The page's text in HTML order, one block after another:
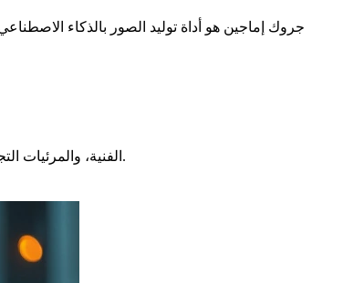
جروك إماجين هو أداة توليد الصور بالذكاء
استكشف إمكانيات مولد صور جروك إماجين بالذكاء الاصطناعي من خلال أمثلة على تصوير الأعمال، والمحتوى التسويقي، وال作品 الفنية، والمرئيات التجارية الإلكترونية.